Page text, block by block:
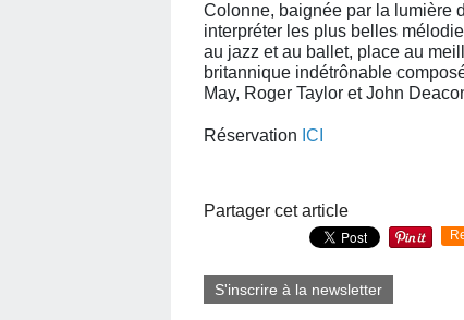
Colonne, baignée par la lumière
interpréter les plus belles
au jazz et au ballet, place au
britannique indétrônable
May, Roger Taylor et John
Réservation ICI
Partager cet article
S'inscrire à la newsletter